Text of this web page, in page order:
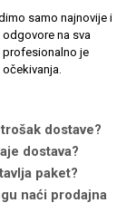
samo najnovije i
na sva
je
dostave?
dostava?
paket?
naći prodajna